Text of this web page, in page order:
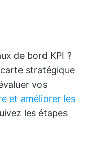
de bord KPI ?
stratégique
vos
et améliorer les
les étapes